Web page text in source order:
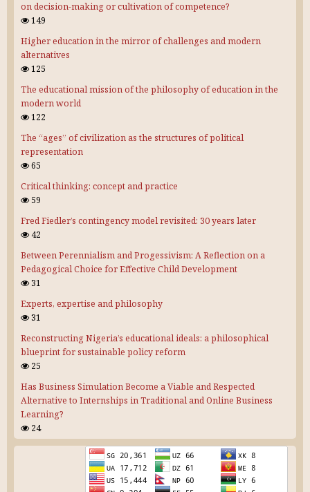
on decision-making or cultivation of competence?
149
Higher education in the mirror of challenges and modern
alternatives
125
The educational mission of the philosophy of education in the
modern world
122
The “ages” of civilization as the structures of political
representation
65
Critical thinking: concept and practice
59
Fred Fiedler’s contingency model revisited: 30 years later
42
Between Perennialism and Progessivism: A Reflection on a
Pedagogical Choice for Effective Child Development
31
Experts, expertise and philosophy
31
Reconstructing Nigeria’s educational ideals: a philosophical
blueprint for sustainable policy reform
25
Has Business Simulation Become a Viable and Respected
Alternative to Internships in Traditional and Online Business
Learning?
24